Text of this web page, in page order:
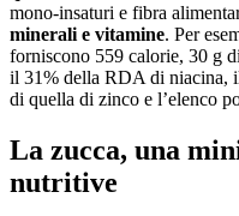
mono-insaturi e fibra
minerali e vitamine. Per
forniscono 559 calorie, 30 g
il 31% della RDA di niacina,
di quella di zinco e l’elenco
La zucca, una
nutritive